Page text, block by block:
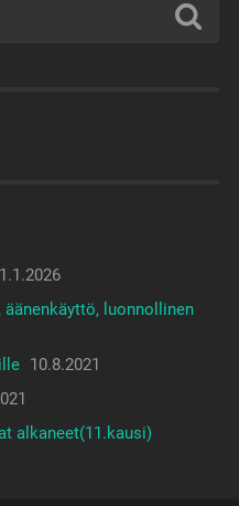
luonnollinen
10.8.2021
alkaneet(11.kausi)